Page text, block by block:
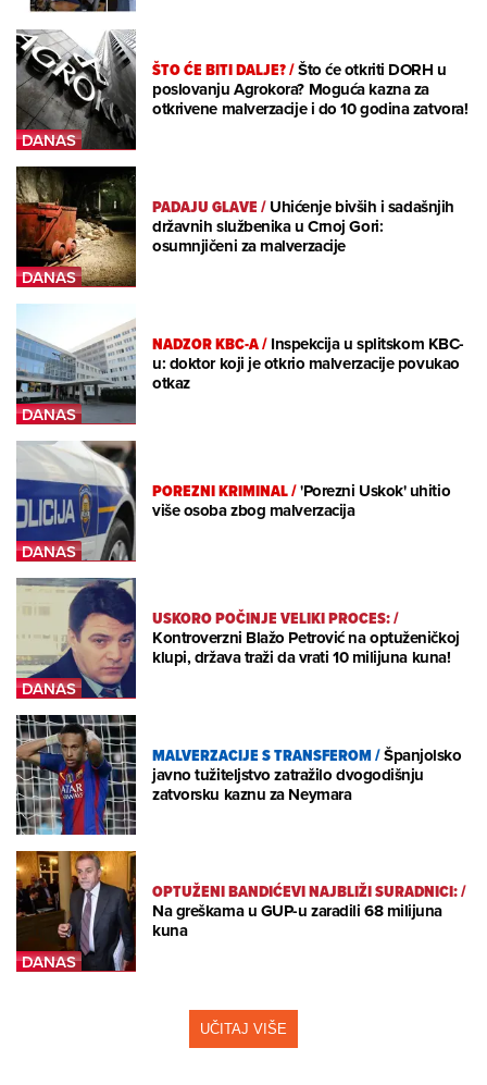
ŠTO ĆE BITI DALJE?/Što će otkriti DORH u
poslovanju Agrokora? Moguća kazna za
otkrivene malverzacije i do 10 godina zatvora!
PADAJU GLAVE/Uhićenje bivših i sadašnjih
državnih službenika u Crnoj Gori:
osumnjičeni za malverzacije
NADZOR KBC-A/Inspekcija u splitskom KBC-
u: doktor koji je otkrio malverzacije povukao
otkaz
POREZNI KRIMINAL/'Porezni Uskok' uhitio
više osoba zbog malverzacija
USKORO POČINJE VELIKI PROCES:/
Kontroverzni Blažo Petrović na optuženičkoj
klupi, država traži da vrati 10 milijuna kuna!
MALVERZACIJE S TRANSFEROM/Španjolsko
javno tužiteljstvo zatražilo dvogodišnju
zatvorsku kaznu za Neymara
OPTUŽENI BANDIĆEVI NAJBLIŽI SURADNICI:/
Na greškama u GUP-u zaradili 68 milijuna
kuna
UČITAJ VIŠE